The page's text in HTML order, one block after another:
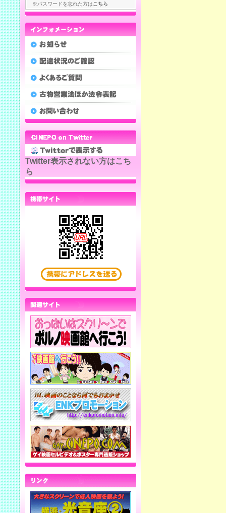
※パスワードを忘れた方はこちら
Twitter表示されない方はこち
ら